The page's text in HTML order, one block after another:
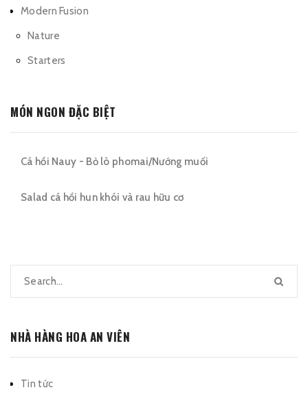
Modern Fusion
Nature
Starters
MÓN NGON ĐẶC BIỆT
Cá hồi Nauy - Bỏ lò phomai/Nướng muối
Salad cá hồi hun khói và rau hữu cơ
NHÀ HÀNG HOA AN VIÊN
Tin tức